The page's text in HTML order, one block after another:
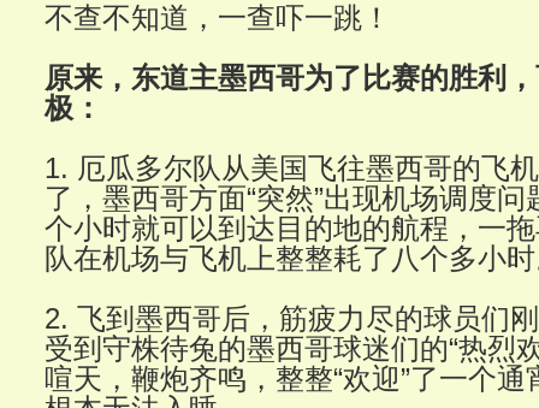
不查不知道，一查吓一跳！
原来，东道主墨西哥为了比赛的胜利
极：
1. 厄瓜多尔队从美国飞往墨西哥的飞
了，墨西哥方面“突然”出现机场调度
个小时就可以到达目的地的航程，一
队在机场与飞机上整整耗了八个多小
2. 飞到墨西哥后，筋疲力尽的球员们
受到守株待兔的墨西哥球迷们的“热烈
喧天，鞭炮齐鸣，整整“欢迎”了一个